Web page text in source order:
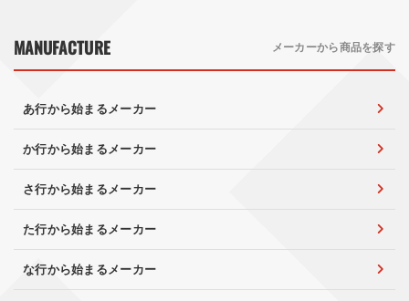
MANUFACTURE メーカーから商品を探す
あ行から始まるメーカー
か行から始まるメーカー
さ行から始まるメーカー
た行から始まるメーカー
な行から始まるメーカー